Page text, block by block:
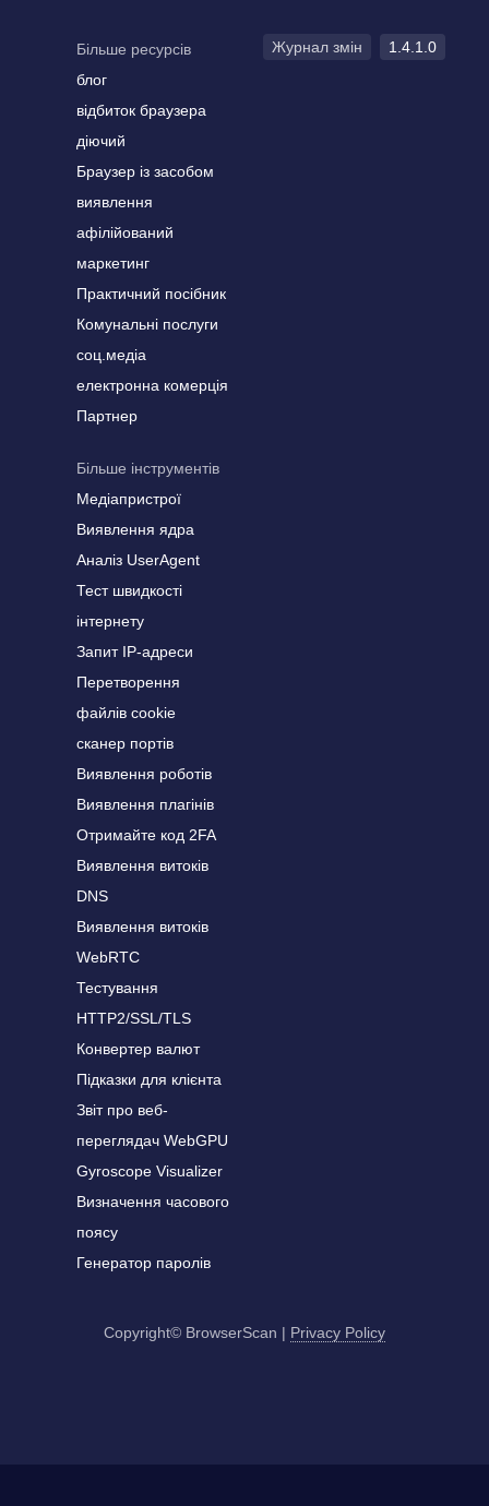
Більше ресурсів
блог
відбиток браузера
діючий
Браузер із засобом
виявлення
афілійований
маркетинг
Практичний посібник
Комунальні послуги
соц.медіа
електронна комерція
Партнер
Більше інструментів
Медіапристрої
Виявлення ядра
Аналіз UserAgent
Тест швидкості
інтернету
Запит IP-адреси
Перетворення
файлів cookie
сканер портів
Виявлення роботів
Виявлення плагінів
Отримайте код 2FA
Виявлення витоків
DNS
Виявлення витоків
WebRTC
Тестування
HTTP2/SSL/TLS
Конвертер валют
Підказки для клієнта
Звіт про веб-
переглядач WebGPU
Gyroscope Visualizer
Визначення часового
поясу
Генератор паролів
Журнал змін 1.4.1.0
Copyright© BrowserScan | Privacy Policy